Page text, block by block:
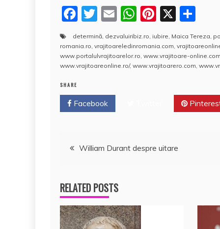
F
a
c
e
o
o
T
w
itt
er
E
m
ai
l
W
h
at
s
Pi
nt
er
e
X
rt
aj
a
z
determină dezvaluiribiz.ro iubire Maica Tereza
romania.ro vrajitoareledinromania.com
www.portalulvrajitoarelor.ro www.vrajitoare-online.com
www.vrajitoareonline.ro/, www.vrajitoarero.com
SHARE
Facebook
Navigare
articole
William Durant despre uitare
RELATED POSTS